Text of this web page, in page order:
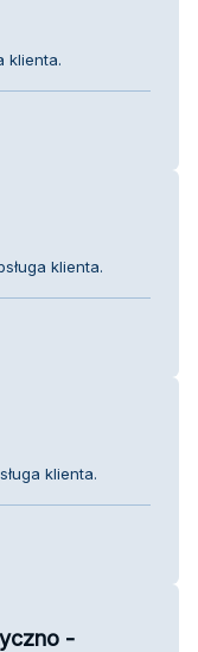
klienta.
klienta.
klienta.
-